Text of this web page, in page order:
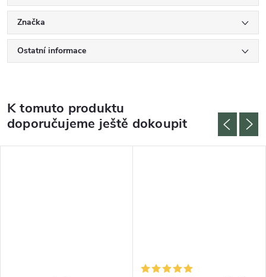
Značka
Ostatní informace
K tomuto produktu
doporučujeme ještě dokoupit